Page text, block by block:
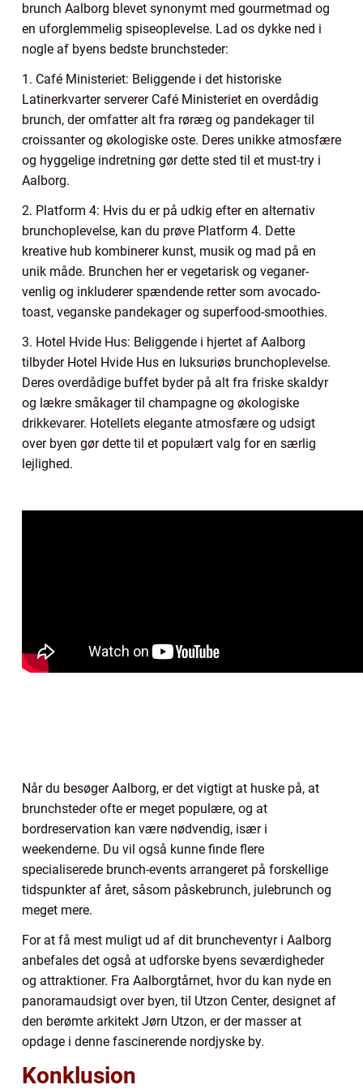
brunch Aalborg blevet synonymt med gourmetmad og
en uforglemmelig spiseoplevelse. Lad os dykke ned i
nogle af byens bedste brunchsteder:
1. Café Ministeriet: Beliggende i det historiske
Latinerkvarter serverer Café Ministeriet en overdådig
brunch, der omfatter alt fra røræg og pandekager til
croissanter og økologiske oste. Deres unikke atmosfære
og hyggelige indretning gør dette sted til et must-try i
Aalborg.
2. Platform 4: Hvis du er på udkig efter en alternativ
brunchoplevelse, kan du prøve Platform 4. Dette
kreative hub kombinerer kunst, musik og mad på en
unik måde. Brunchen her er vegetarisk og veganer-
venlig og inkluderer spændende retter som avocado-
toast, veganske pandekager og superfood-smoothies.
3. Hotel Hvide Hus: Beliggende i hjertet af Aalborg
tilbyder Hotel Hvide Hus en luksuriøs brunchoplevelse.
Deres overdådige buffet byder på alt fra friske skaldyr
og lækre småkager til champagne og økologiske
drikkevarer. Hotellets elegante atmosfære og udsigt
over byen gør dette til et populært valg for en særlig
lejlighed.
Når du besøger Aalborg, er det vigtigt at huske på, at
brunchsteder ofte er meget populære, og at
bordreservation kan være nødvendig, især i
weekenderne. Du vil også kunne finde flere
specialiserede brunch-events arrangeret på forskellige
tidspunkter af året, såsom påskebrunch, julebrunch og
meget mere.
For at få mest muligt ud af dit bruncheventyr i Aalborg
anbefales det også at udforske byens seværdigheder
og attraktioner. Fra Aalborgtårnet, hvor du kan nyde en
panoramaudsigt over byen, til Utzon Center, designet af
den berømte arkitekt Jørn Utzon, er der masser at
opdage i denne fascinerende nordjyske by.
Konklusion